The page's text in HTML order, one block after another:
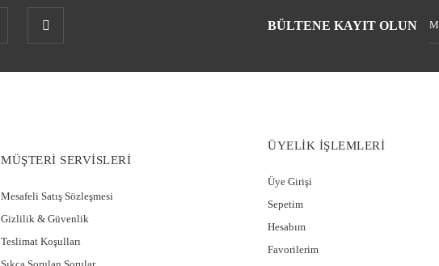
BÜLTENE KAYIT OLUN
MÜŞTERİ SERVİSLERİ
Mesafeli Satış Sözleşmesi
Gizlilik & Güvenlik
Teslimat Koşulları
ÜYELİK İŞLEMLERİ
Üye Girişi
Sepetim
Hesabım
Favorilerim